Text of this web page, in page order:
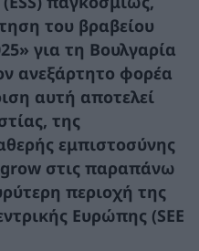
του βραβείου
» για τη Βουλγαρία
ανεξάρτητο φορέα
αυτή αποτελεί
της
εμπιστοσύνης
στις παραπάνω
περιοχή της
Ευρώπης (SEE